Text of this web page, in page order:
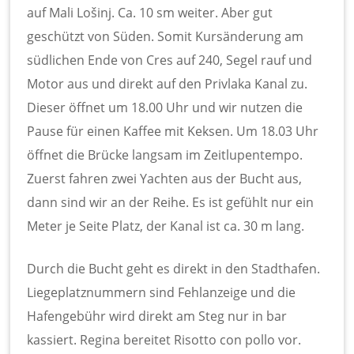
auf Mali Lošinj. Ca. 10 sm weiter. Aber gut
geschützt von Süden. Somit Kursänderung am
südlichen Ende von Cres auf 240, Segel rauf und
Motor aus und direkt auf den Privlaka Kanal zu.
Dieser öffnet um 18.00 Uhr und wir nutzen die
Pause für einen Kaffee mit Keksen. Um 18.03 Uhr
öffnet die Brücke langsam im Zeitlupentempo.
Zuerst fahren zwei Yachten aus der Bucht aus,
dann sind wir an der Reihe. Es ist gefühlt nur ein
Meter je Seite Platz, der Kanal ist ca. 30 m lang.
Durch die Bucht geht es direkt in den Stadthafen.
Liegeplatznummern sind Fehlanzeige und die
Hafengebühr wird direkt am Steg nur in bar
kassiert. Regina bereitet Risotto con pollo vor.